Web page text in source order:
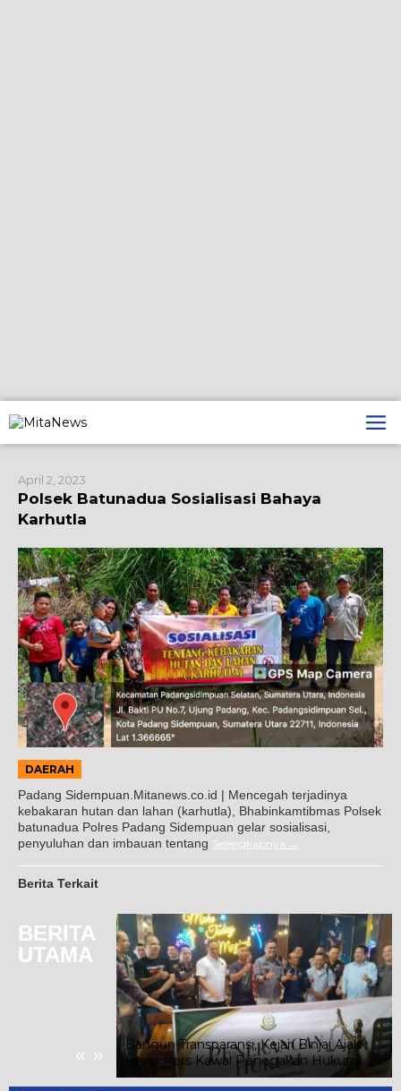
ke
konten
April 2, 2023
Polsek Batunadua Sosialisasi Bahaya
Karhutla
DAERAH
Padang Sidempuan.Mitanews.co.id | Mencegah terjadinya
kebakaran hutan dan lahan (karhutla), Bhabinkamtibmas Polsek
batunadua Polres Padang Sidempuan gelar sosialisasi,
penyuluhan dan imbauan tentang Selengkapnya
Berita Terkait
BERITA
UTAMA
« »
Bangun Transparansi, Kejari Binjai Ajak
Insan Pers Kawal Penegakan Hukum